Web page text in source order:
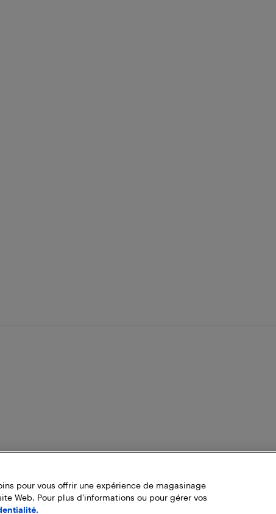
pour vous offrir une expérience de magasinage
Web. Pour plus d'informations ou pour gérer vos